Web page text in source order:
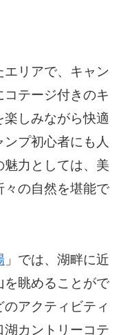
リアで、キャン
テージ付きのキ
しみながら快適
プ初心者にも人
力としては、美
々の自然を堪能で
」では、湖畔に近
を眺めることがで
アクティビティ
湖カントリーコテ